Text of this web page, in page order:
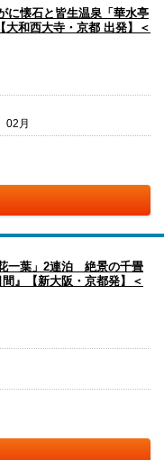
に懐石と皆生温泉「華水亭
和西大寺・京都 出発】＜
月
一葉」2連泊 絶景の千畳
』【新大阪・京都発】＜